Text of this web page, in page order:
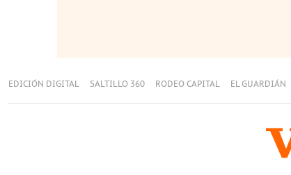
EDICIÓN DIGITAL SALTILLO 360 RODEO CAPITAL EL GUARDIÁN